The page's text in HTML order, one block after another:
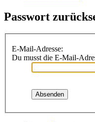
Passwort
E-Mail-Adresse:
Du musst die E-Mail-